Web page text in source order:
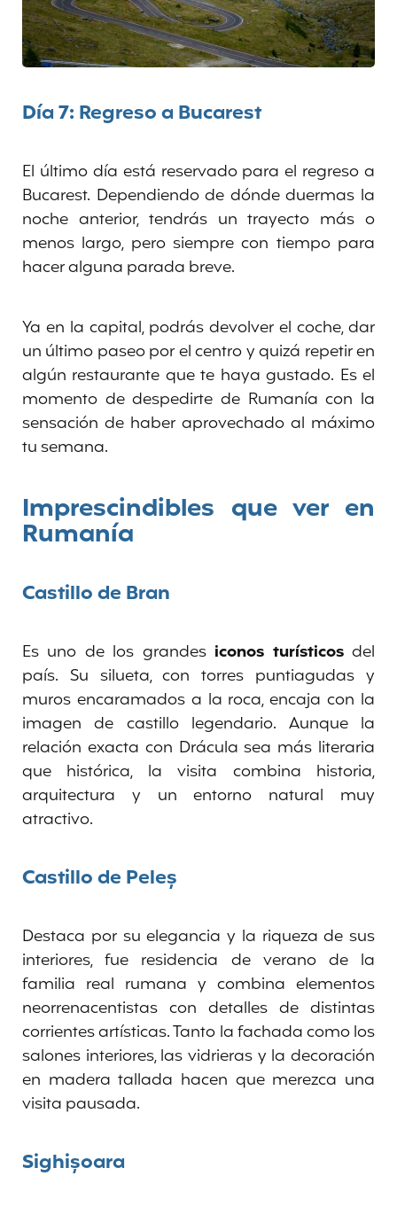
Día 7: Regreso a Bucarest
El último día está reservado para el regreso a
Bucarest. Dependiendo de dónde duermas la
noche anterior, tendrás un trayecto más o
menos largo, pero siempre con tiempo para
hacer alguna parada breve.
Ya en la capital, podrás devolver el coche, dar
un último paseo por el centro y quizá repetir en
algún restaurante que te haya gustado. Es el
momento de despedirte de Rumanía con la
sensación de haber aprovechado al máximo
tu semana.
Imprescindibles que ver en
Rumanía
Castillo de Bran
Es uno de los grandes iconos turísticosdel
país. Su silueta, con torres puntiagudas y
muros encaramados a la roca, encaja con la
imagen de castillo legendario. Aunque la
relación exacta con Drácula sea más literaria
que histórica, la visita combina historia,
arquitectura y un entorno natural muy
atractivo.
Castillo de Peleș
Destaca por su elegancia y la riqueza de sus
interiores, fue residencia de verano de la
familia real rumana y combina elementos
neorrenacentistas con detalles de distintas
corrientes artísticas. Tanto la fachada como los
salones interiores, las vidrieras y la decoración
en madera tallada hacen que merezca una
visita pausada.
Sighișoara